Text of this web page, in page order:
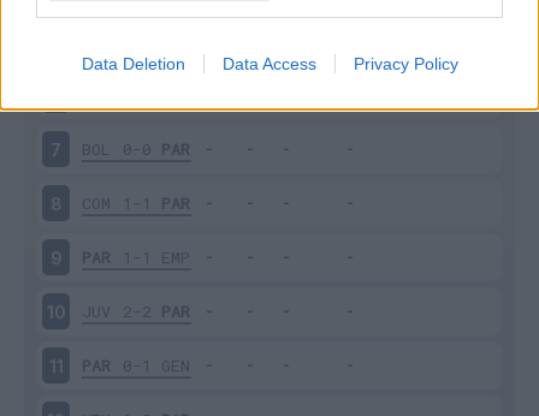
Data Deletion Data Access Privacy Policy
7 BOL 0-0 PAR
8 COM 1-1 PAR
9 PAR 1-1 EMP
10 JUV 2-2 PAR
11 PAR 0-1 GEN